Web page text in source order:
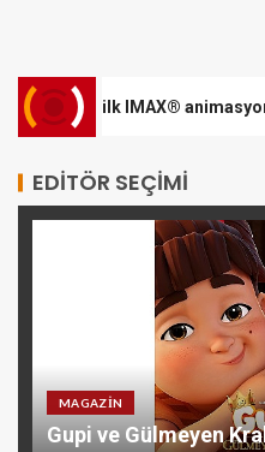
IMAX® animasyon filmi oluyor
EDITÖR SEÇIMI
MAGAZIN
Gupi ve Gülmeyen